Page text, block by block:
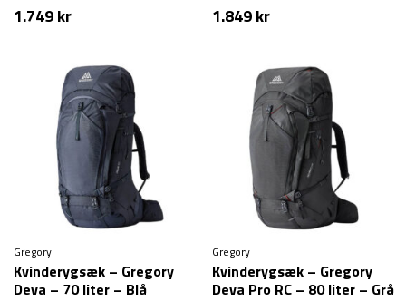
1.749kr 1.849kr
Gregory
Kvinderygsæk – Gregory
Deva – 70 liter – Blå
Gregory
Kvinderygsæk – Gregory
Deva Pro RC – 80 liter – Grå